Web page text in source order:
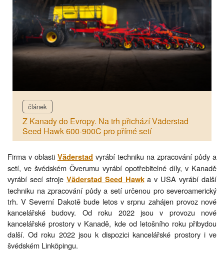
článek
Z Kanady do Evropy. Na trh přichází Väderstad
Seed Hawk 600-900C pro přímé setí
Firma v oblasti Väderstad vyrábí techniku na zpracování půdy a
setí, ve švédském Överumu vyrábí opotřebitelné díly, v Kanadě
vyrábí secí stroje Väderstad Seed Hawka v USA vyrábí další
techniku na zpracování půdy a setí určenou pro severoamerický
trh. V Severní Dakotě bude letos v srpnu zahájen provoz nové
kancelářské budovy. Od roku 2022 jsou v provozu nové
kancelářské prostory v Kanadě, kde od letošního roku přibydou
další. Od roku 2022 jsou k dispozici kancelářské prostory i ve
švédském Linköpingu.